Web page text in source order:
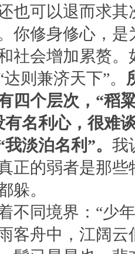
也可以退而求其
你修身修心，是
社会增加累赘。
则兼济天下”。
四个层次， “稻
有名利心，很难
我淡泊名利 ”。 我
正的弱者是那些
躲。
不同境界：“少
客舟中，江阔云